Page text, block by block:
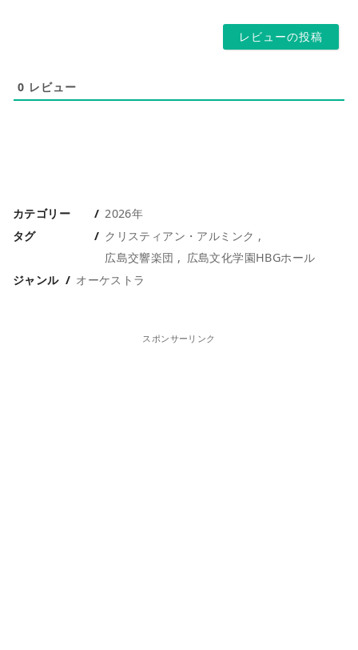
0 レビュー
カテゴリー
2026年
タグ
クリスティアン・アルミンク
広島交響楽団
広島文化学園HBGホール
ジャンル
オーケストラ
スポンサーリンク